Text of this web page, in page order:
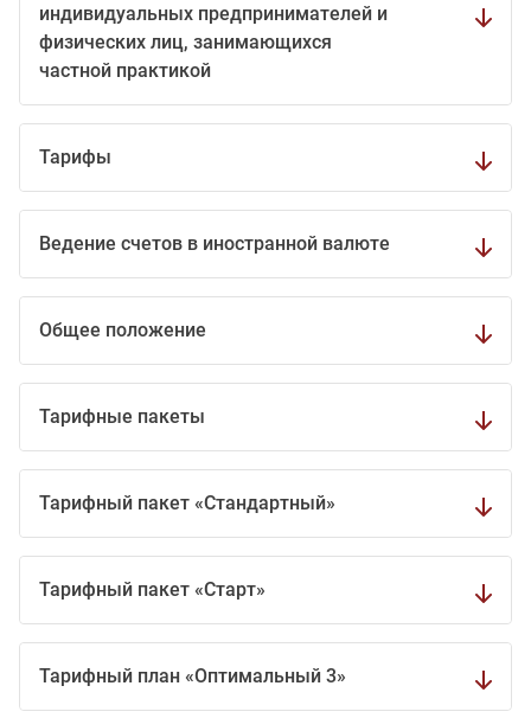
индивидуальных предпринимателей и
физических лиц, занимающихся
частной практикой
Тарифы
Ведение счетов в иностранной валюте
Общее положение
Тарифные пакеты
Тарифный пакет «Стандартный»
Тарифный пакет «Старт»
Тарифный план «Оптимальный 3»